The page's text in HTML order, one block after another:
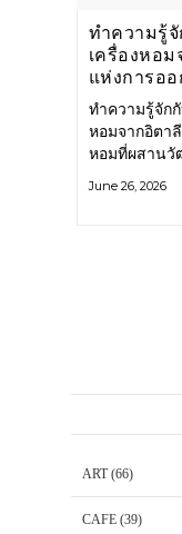
ทำความรู้จั
เครื่องหอม
แห่งการอ
หอม ผสาน
ทำความรู้จัก
หอมจากอิตา
หอมที่ผสานวั
แบรนด์เครื่
June 26, 2026
ART(66)
CAFE (39)